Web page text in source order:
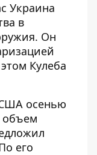
Украина
в
Он
Кулеба
осенью
объем
его